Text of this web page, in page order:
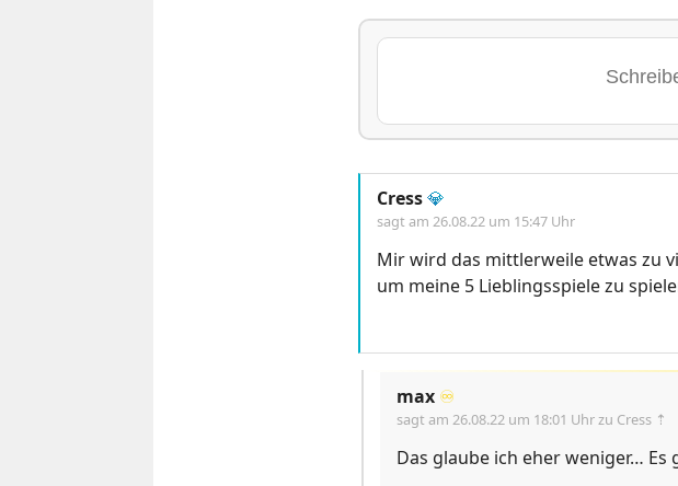
Cress💎
sagt am 26.08.22 um 15:47 Uhr
Mir wird das mittlerweile etwas zu
um meine 5 Lieblingsspiele zu
max ♾️
sagt am 26.08.22 um 18:01 Uhrzu Cress ⇡
Das glaube ich eher weniger… Es